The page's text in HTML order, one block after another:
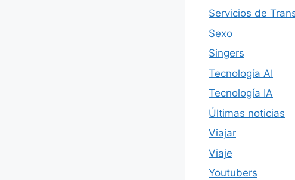
Servicios de
Sexo
Singers
Tecnología AI
Tecnología IA
Últimas noticias
Viajar
Viaje
Youtubers